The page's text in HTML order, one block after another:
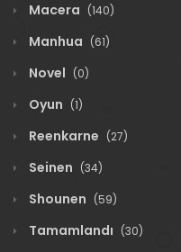
Macera (140)
Manhua (61)
Novel (0)
Oyun (1)
Reenkarne (27)
Seinen (34)
Shounen (59)
Tamamlandı (30)